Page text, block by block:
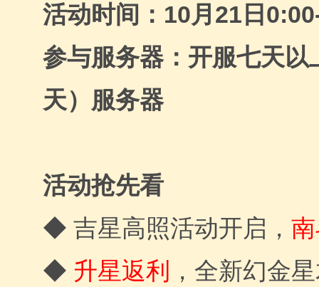
活动时间：10月21日
参与服务器：开服七天以
天）服务器
活动抢先看
◆ 吉星高照活动开启，
◆ 升星返利
，全新幻金